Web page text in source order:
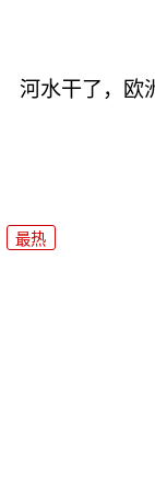
河水干了，欧
最热